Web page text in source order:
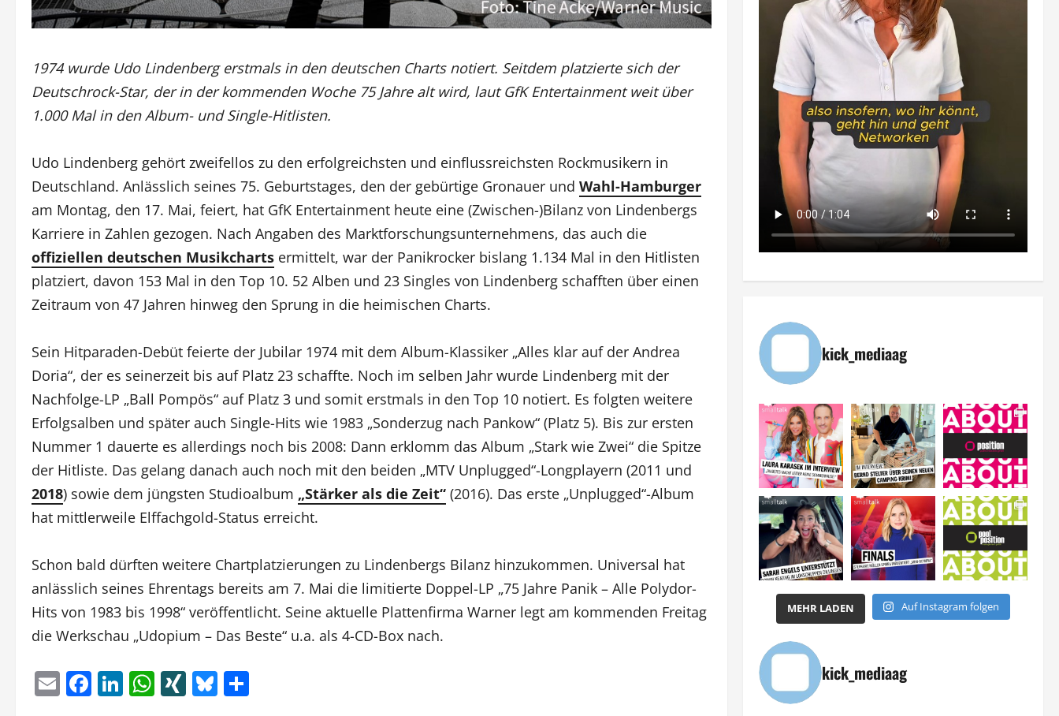
1974 wurde Udo Lindenberg erstmals in den deutschen Charts notiert. Seitdem platzierte sich der
Deutschrock-Star, der in der kommenden Woche 75 Jahre alt wird, laut GfK Entertainment weit über
1.000 Mal in den Album- und Single-Hitlisten.
Udo Lindenberg gehört zweifellos zu den erfolgreichsten und einflussreichsten Rockmusikern in
Deutschland. Anlässlich seines 75. Geburtstages, den der gebürtige Gronauer und Wahl-Hamburger
am Montag, den 17. Mai, feiert, hat GfK Entertainment heute eine (Zwischen-)Bilanz von Lindenbergs
Karriere in Zahlen gezogen. Nach Angaben des Marktforschungsunternehmens, das auch die
offiziellen deutschen Musikcharts ermittelt, war der Panikrocker bislang 1.134 Mal in den Hitlisten
platziert, davon 153 Mal in den Top 10. 52 Alben und 23 Singles von Lindenberg schafften über einen
Zeitraum von 47 Jahren hinweg den Sprung in die heimischen Charts.
Sein Hitparaden-Debüt feierte der Jubilar 1974 mit dem Album-Klassiker „Alles klar auf der Andrea
Doria“, der es seinerzeit bis auf Platz 23 schaffte. Noch im selben Jahr wurde Lindenberg mit der
Nachfolge-LP „Ball Pompös“ auf Platz 3 und somit erstmals in den Top 10 notiert. Es folgten weitere
Erfolgsalben und später auch Single-Hits wie 1983 „Sonderzug nach Pankow“ (Platz 5). Bis zur ersten
Nummer 1 dauerte es allerdings noch bis 2008: Dann erklomm das Album „Stark wie Zwei“ die Spitze
der Hitliste. Das gelang danach auch noch mit den beiden „MTV Unplugged“-Longplayern (2011 und
2018) sowie dem jüngsten Studioalbum „Stärker als die Zeit“ (2016). Das erste „Unplugged“-Album
hat mittlerweile Elffachgold-Status erreicht.
Schon bald dürften weitere Chartplatzierungen zu Lindenbergs Bilanz hinzukommen. Universal hat
anlässlich seines Ehrentags bereits am 7. Mai die limitierte Doppel-LP „75 Jahre Panik – Alle Polydor-
Hits von 1983 bis 1998“ veröffentlicht. Seine aktuelle Plattenfirma Warner legt am kommenden Freitag
die Werkschau „Udopium – Das Beste“ u.a. als 4-CD-Box nach.
EmailFacebook
LinkedIn
WhatsApp
XINGBluesky
kick_mediaag
MEHR LADEN Auf Instagram folgen
kick_mediaag